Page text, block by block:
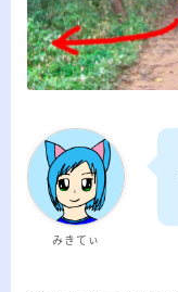
みきてぃ